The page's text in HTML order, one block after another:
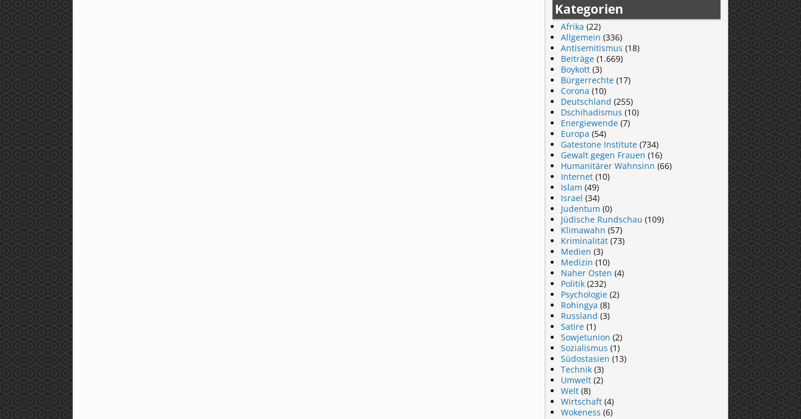
Kategorien
Afrika (22)
Allgemein (336)
Antisemitismus (18)
Beiträge (1.669)
Boykott (3)
Bürgerrechte (17)
Corona (10)
Deutschland (255)
Dschihadismus (10)
Energiewende (7)
Europa (54)
Gatestone Institute (734)
Gewalt gegen Frauen (16)
Humanitärer Wahnsinn (66)
Internet (10)
Islam (49)
Israel (34)
Judentum (0)
Jüdische Rundschau (109)
Klimawahn (57)
Kriminalität (73)
Medien (3)
Medizin (10)
Naher Osten (4)
Politik (232)
Psychologie (2)
Rohingya (8)
Russland (3)
Satire (1)
Sowjetunion (2)
Sozialismus (1)
Südostasien (13)
Technik (3)
Umwelt (2)
Welt (8)
Wirtschaft (4)
Wokeness (6)